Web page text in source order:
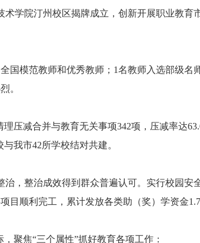
院汀州校区揭牌成立，创新开展职业教育
模范教师和优秀教师；1名教师入选部级名
。
减合并与教育无关事项342项，压减率达
我市42所学校结对共建。
整治成效得到群众普遍认可。实行校园安
目顺利完工，累计发放各类助（奖）学资金
聚焦“三个属性”抓好教育各项工作：